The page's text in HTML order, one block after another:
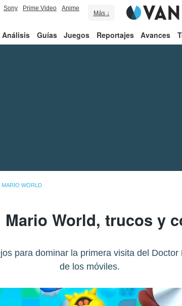
Sony Prime Video Anime
Más ↓
Análisis Guías Juegos Reportajes Avances
MARIO WORLD
Mario World, trucos y
para dominar la primera visita del Doctor
de los móviles.